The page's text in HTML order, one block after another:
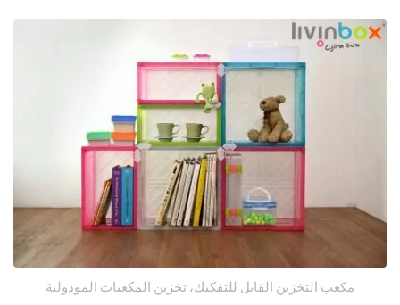
مكعب التخزين القابل للتفكيك، تخزين المكعبات المودولية